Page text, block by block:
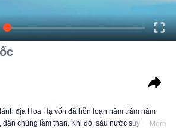
địa Hoa Hạ vốn đã hỗn loạn năm trăm năm
chúng lầm than. Khi đó, sáu nước suy yếu,More